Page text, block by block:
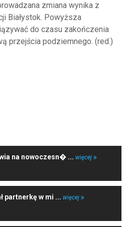
zmiana wynika z
Białystok. Powyższa
do czasu zakończenia
przejścia podziemnego. (red.)
na nowoczesn� ... więcej
partnerkę w mi ... więcej